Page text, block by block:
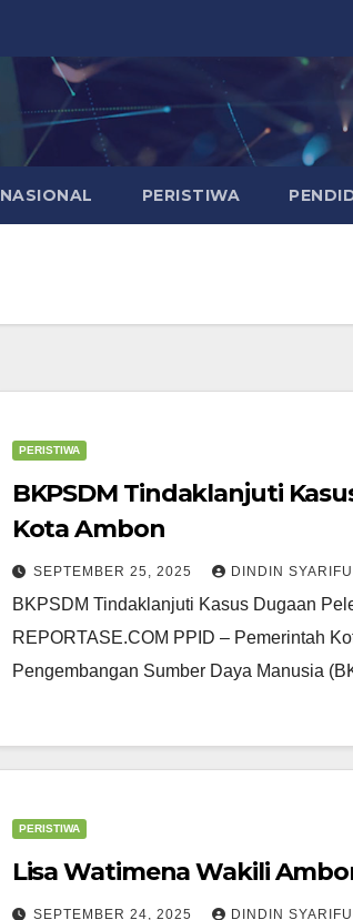
NASIONAL PERISTIWA
PERISTIWA
BKPSDM Tindaklanjuti
Kota Ambon
SEPTEMBER 25, 2025 DINDIN
BKPSDM Tindaklanjuti Kasus Dugaan
REPORTASE.COM PPID – Pemerintah
Pengembangan Sumber Daya Manusia
PERISTIWA
Lisa Watimena Wakili
SEPTEMBER 24, 2025 DINDIN